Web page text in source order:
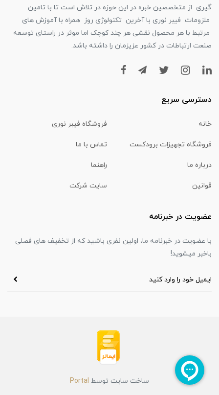
گیری از متخصصین خبره در این حوزه در تلاش است تا با تامین
ملزومات فیبر نوری با آخرین تکنولوژی روز همراه با آموزش های
مرتبط با هر محصول نقشی هر چند کوچک اما موثر در راستای توسعه
صنعت ارتباطات در کشور عزیزمان را داشته باشد.
دسترسی سریع
خانه فروشگاه فیبر نوری
فروشگاه تجهیزات برودکست تماس با ما
درباره ما راهنما
قوانین سایت شرکت
عضویت در خبرنامه
با عضویت در خبرنامه ما، اولین نفری باشید که از تخفیف های فصلی
باخبر میشوید!
ساخت سایت توسط Portal